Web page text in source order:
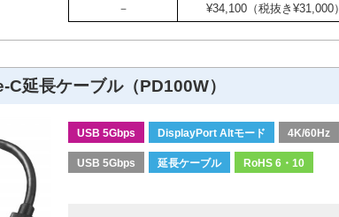
－
¥34,100（税抜き¥31,000）
延長ケーブル（PD100W）
USB 5Gbps DisplayPort Altモード 4K/60Hz
USB 5Gbps 延長ケーブル RoHS 6・10